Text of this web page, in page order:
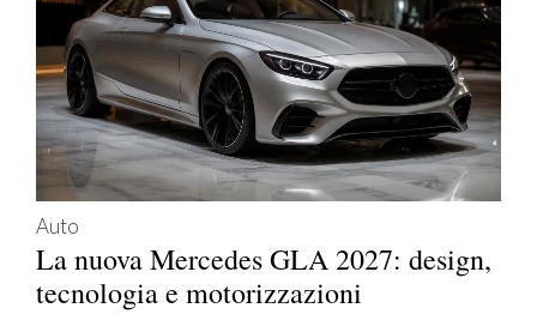
Auto
La nuova Mercedes GLA 2027: design,
tecnologia e motorizzazioni